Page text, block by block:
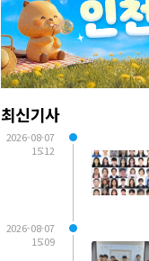
최신기사
2026-08-07
15:12
2026-08-07
15:09